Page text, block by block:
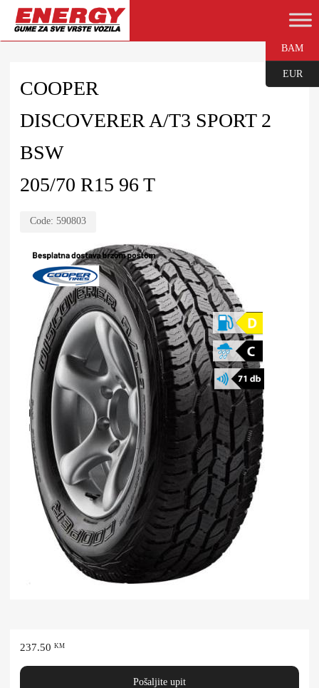
COOPER
DISCOVERER A/T3 SPORT 2
BSW
205/70 R15 96 T
Code: 590803
237.50 KM
Pošaljite upit
BAM
EUR